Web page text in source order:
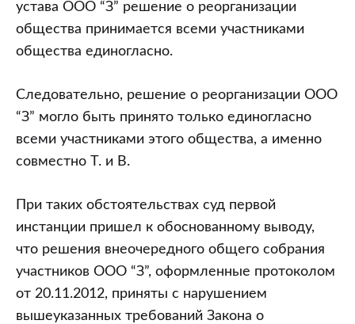
устава ООО “З” решение о реорганизации
общества принимается всеми участниками
общества единогласно.
Следовательно, решение о реорганизации ООО
“З” могло быть принято только единогласно
всеми участниками этого общества, а именно
совместно Т. и В.
При таких обстоятельствах суд первой
инстанции пришел к обоснованному выводу,
что решения внеочередного общего собрания
участников ООО “З”, оформленные протоколом
от 20.11.2012, приняты с нарушением
вышеуказанных требований Закона о